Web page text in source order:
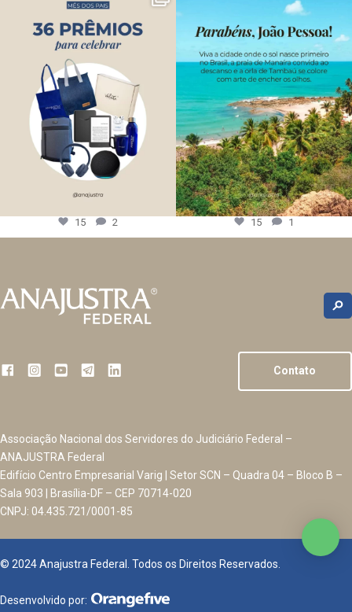
15 2 15 1
Contato
Associação Nacional dos Servidores do Judiciário Federal –
ANAJUSTRA Federal
Edifício Centro Empresarial Varig | Setor SCN – Quadra 04 – Bloco B –
Sala 903 | Brasília-DF – CEP 70714-020
CNPJ: 04.435.721/0001-85
© 2024 Anajustra Federal. Todos os Direitos Reservados.
Desenvolvido por: